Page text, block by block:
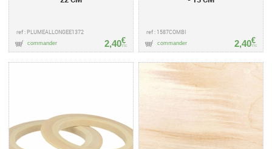
ref : PLUMEALLONGEE1372
2,40€
TTC
commander
ref : 1587COMBI
2,40€
TTC
commander